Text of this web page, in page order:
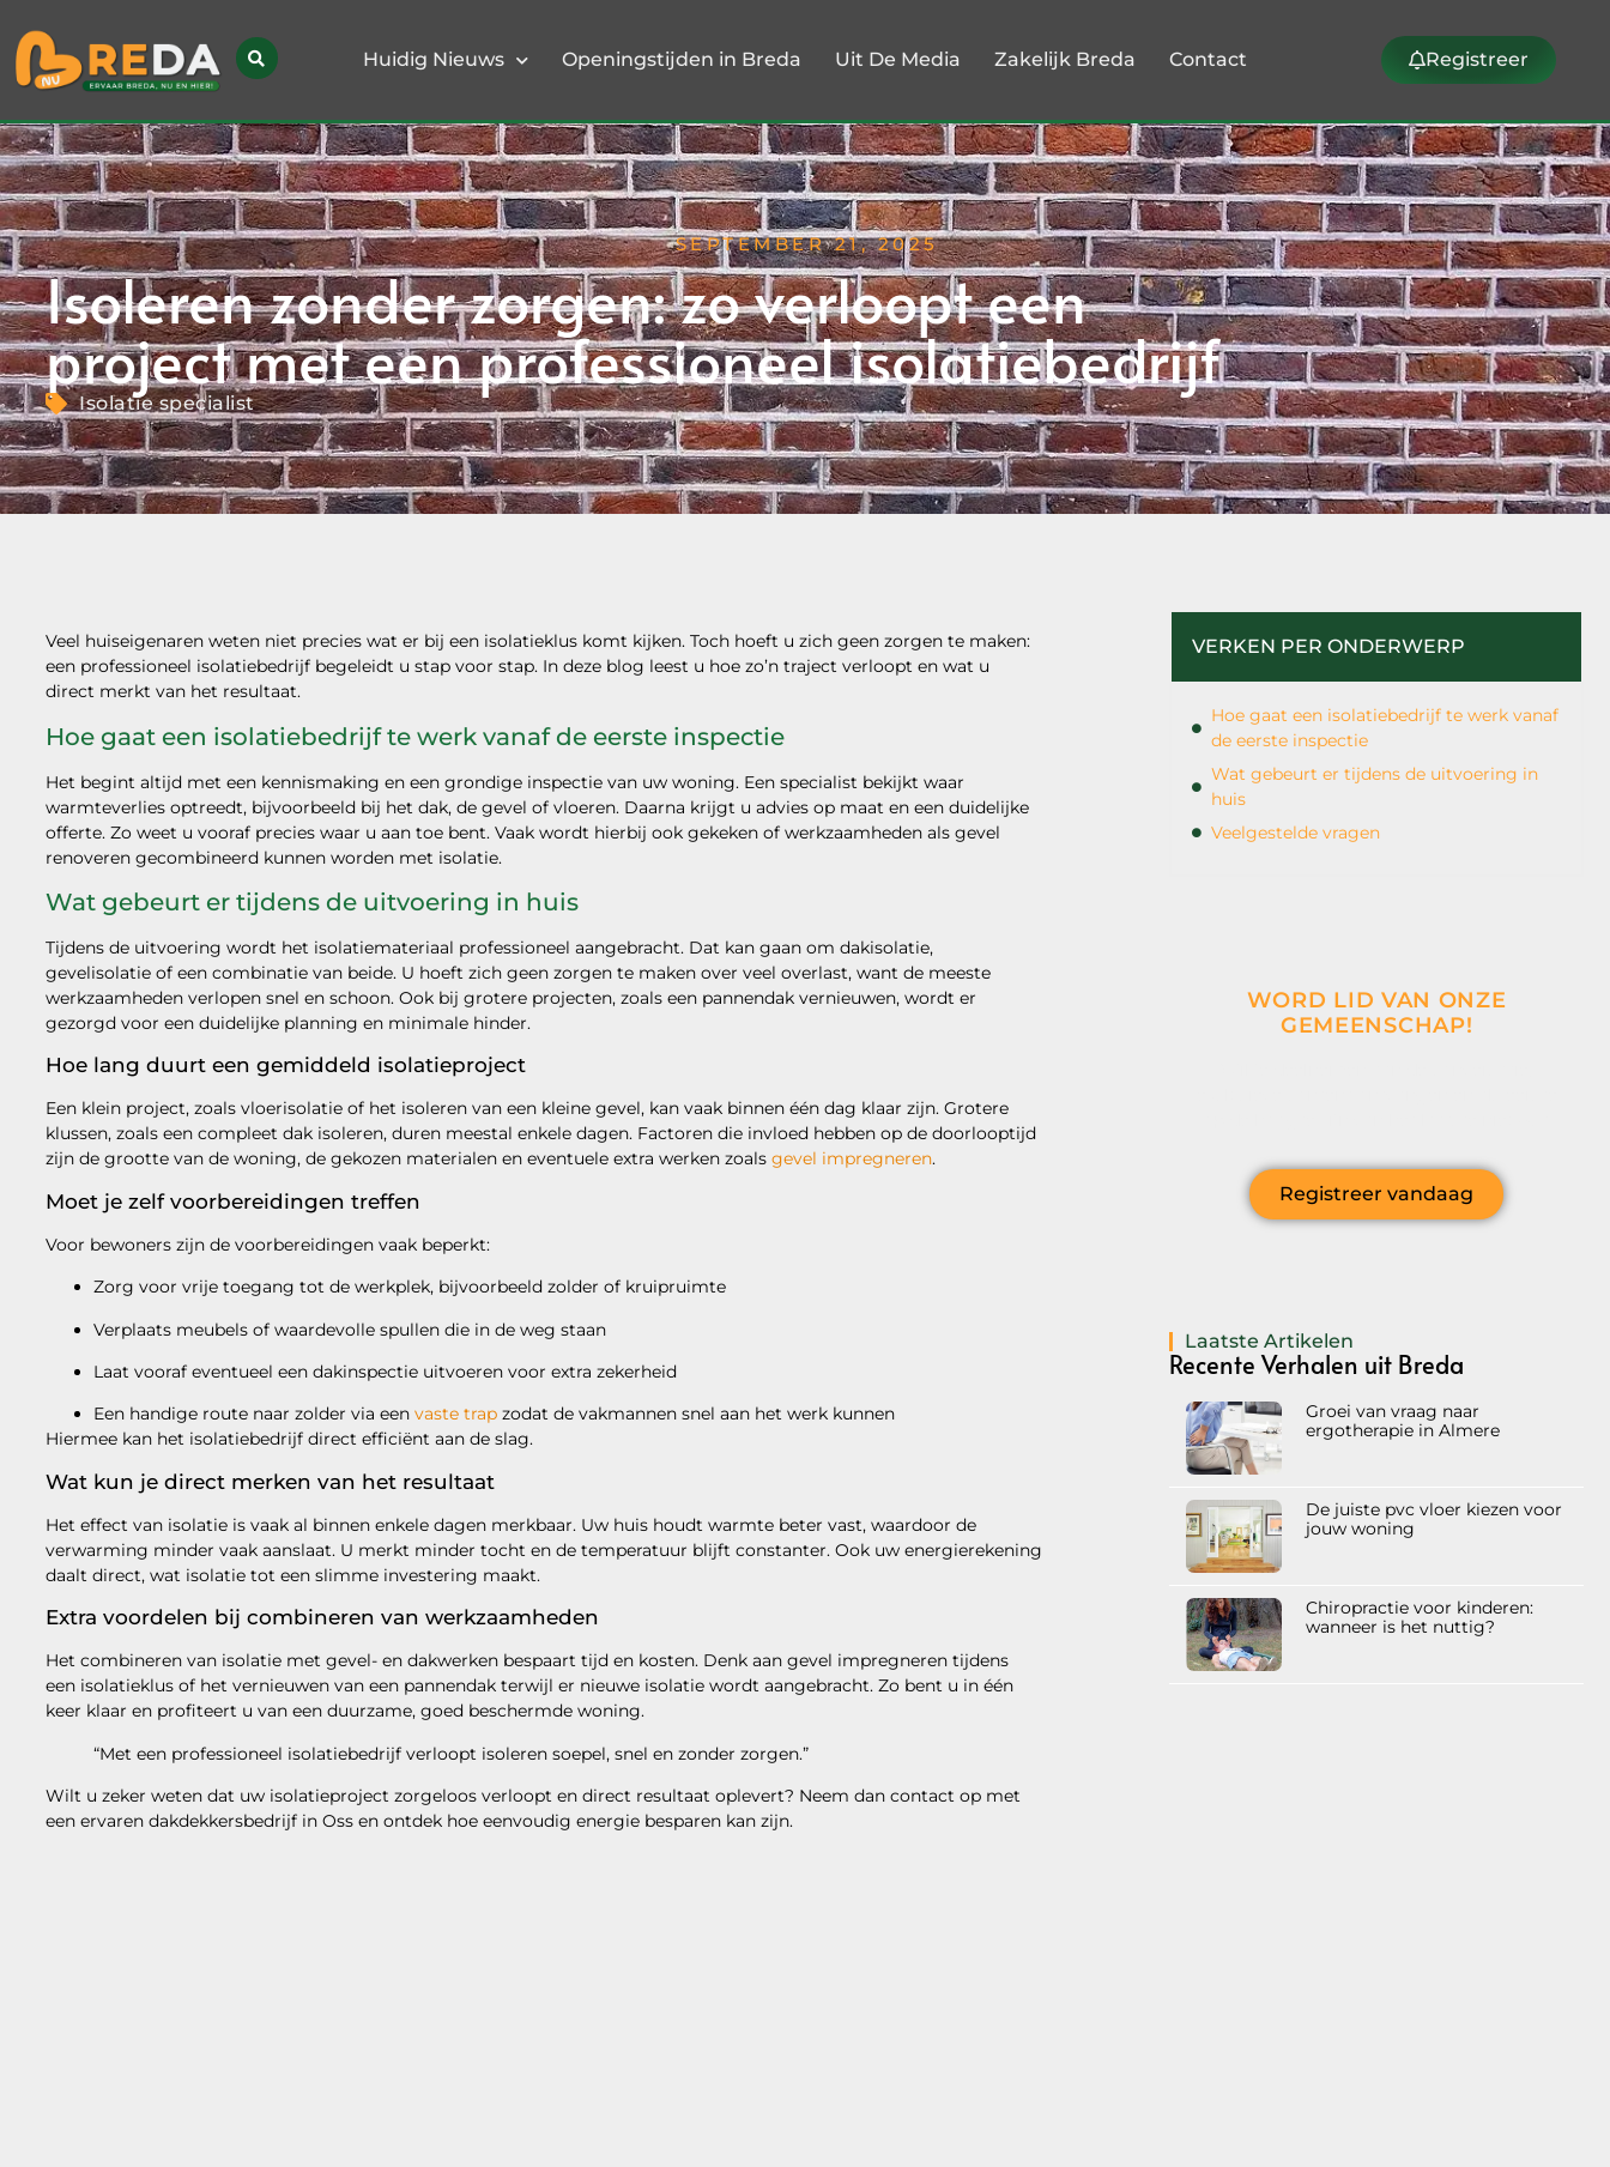
Huidig Nieuws Openingstijden in Breda Uit De Media Zakelijk Breda Contact Registreer
SEPTEMBER 21, 2025
Isoleren zonder zorgen: zo verloopt een
project met een professioneel isolatiebedrijf
Isolatie specialist
Veel huiseigenaren weten niet precies wat er bij een isolatieklus komt kijken. Toch hoeft u zich geen zorgen te maken:
een professioneel isolatiebedrijf begeleidt u stap voor stap. In deze blog leest u hoe zo’n traject verloopt en wat u
direct merkt van het resultaat.
Hoe gaat een isolatiebedrijf te werk vanaf de eerste inspectie
Het begint altijd met een kennismaking en een grondige inspectie van uw woning. Een specialist bekijkt waar
warmteverlies optreedt, bijvoorbeeld bij het dak, de gevel of vloeren. Daarna krijgt u advies op maat en een duidelijke
offerte. Zo weet u vooraf precies waar u aan toe bent. Vaak wordt hierbij ook gekeken of werkzaamheden als gevel
renoveren gecombineerd kunnen worden met isolatie.
Wat gebeurt er tijdens de uitvoering in huis
Tijdens de uitvoering wordt het isolatiemateriaal professioneel aangebracht. Dat kan gaan om dakisolatie,
gevelisolatie of een combinatie van beide. U hoeft zich geen zorgen te maken over veel overlast, want de meeste
werkzaamheden verlopen snel en schoon. Ook bij grotere projecten, zoals een pannendak vernieuwen, wordt er
gezorgd voor een duidelijke planning en minimale hinder.
Hoe lang duurt een gemiddeld isolatieproject
Een klein project, zoals vloerisolatie of het isoleren van een kleine gevel, kan vaak binnen één dag klaar zijn. Grotere
klussen, zoals een compleet dak isoleren, duren meestal enkele dagen. Factoren die invloed hebben op de doorlooptijd
zijn de grootte van de woning, de gekozen materialen en eventuele extra werken zoals gevel impregneren.
Moet je zelf voorbereidingen treffen
Voor bewoners zijn de voorbereidingen vaak beperkt:
Zorg voor vrije toegang tot de werkplek, bijvoorbeeld zolder of kruipruimte
Verplaats meubels of waardevolle spullen die in de weg staan
Laat vooraf eventueel een dakinspectie uitvoeren voor extra zekerheid
Een handige route naar zolder via een vaste trap zodat de vakmannen snel aan het werk kunnen
Hiermee kan het isolatiebedrijf direct efficiënt aan de slag.
Wat kun je direct merken van het resultaat
Het effect van isolatie is vaak al binnen enkele dagen merkbaar. Uw huis houdt warmte beter vast, waardoor de
verwarming minder vaak aanslaat. U merkt minder tocht en de temperatuur blijft constanter. Ook uw energierekening
daalt direct, wat isolatie tot een slimme investering maakt.
Extra voordelen bij combineren van werkzaamheden
Het combineren van isolatie met gevel- en dakwerken bespaart tijd en kosten. Denk aan gevel impregneren tijdens
een isolatieklus of het vernieuwen van een pannendak terwijl er nieuwe isolatie wordt aangebracht. Zo bent u in één
keer klaar en profiteert u van een duurzame, goed beschermde woning.
“Met een professioneel isolatiebedrijf verloopt isoleren soepel, snel en zonder zorgen.”
Wilt u zeker weten dat uw isolatieproject zorgeloos verloopt en direct resultaat oplevert? Neem dan contact op met
een ervaren dakdekkersbedrijf in Oss en ontdek hoe eenvoudig energie besparen kan zijn.
VERKEN PER ONDERWERP
Hoe gaat een isolatiebedrijf te werk vanaf
de eerste inspectie
Wat gebeurt er tijdens de uitvoering in
huis
Veelgestelde vragen
WORD LID VAN ONZE
GEMEENSCHAP!
Registreer vandaag
Laatste Artikelen
Recente Verhalen uit Breda
Groei van vraag naar
ergotherapie in Almere
De juiste pvc vloer kiezen voor
jouw woning
Chiropractie voor kinderen:
wanneer is het nuttig?